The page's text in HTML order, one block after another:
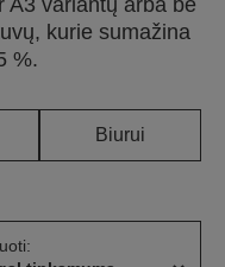
A3 variantų arba be
kurie sumažina
%.
Biurui